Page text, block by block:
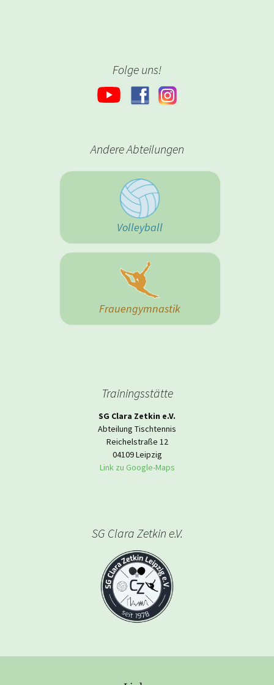
Folge uns!
Andere Abteilungen
Volleyball
Frauengymnastik
Trainingsstätte
SG Clara Zetkin e.V.
Abteilung Tischtennis
Reichelstraße 12
04109 Leipzig
Link zu Google-Maps
SG Clara Zetkin e.V.